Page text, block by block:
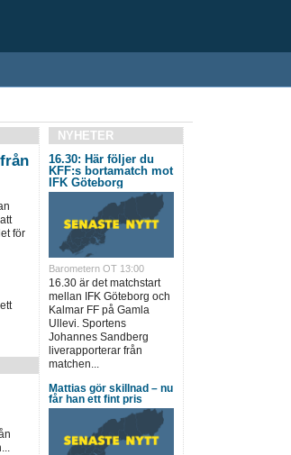
för
NYHETER
16.30: Här följer du
KFF:s bortamatch mot
IFK Göteborg
Barometern OT 13:00
16.30 är det matchstart
mellan IFK Göteborg och
Kalmar FF på Gamla
Ullevi. Sportens
Johannes Sandberg
liverapporterar från
matchen...
Mattias gör skillnad – nu
får han ett fint pris